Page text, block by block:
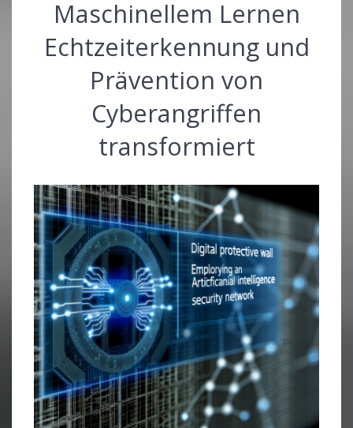
Maschinellem Lernen
Echtzeiterkennung und
Prävention von
Cyberangriffen
transformiert